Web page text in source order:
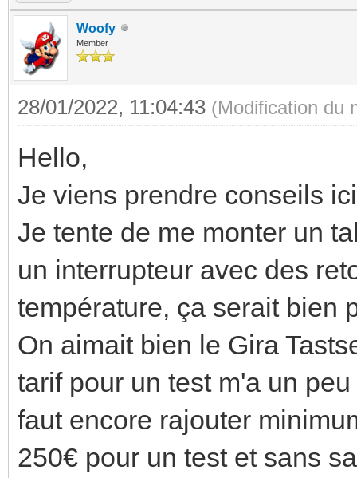
Woofy
Member
28/01/2022, 11:04:43 (Modification du
Hello,
Je viens prendre conseils
Je tente de me monter un
un interrupteur avec des
température, ça serait bien
On aimait bien le Gira
tarif pour un test m'a un
faut encore rajouter
250€ pour un test et sans